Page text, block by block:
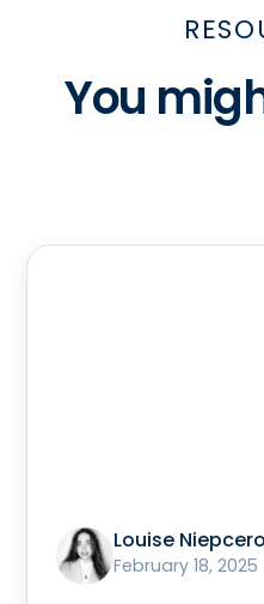
You
Louise
February 18, 2025